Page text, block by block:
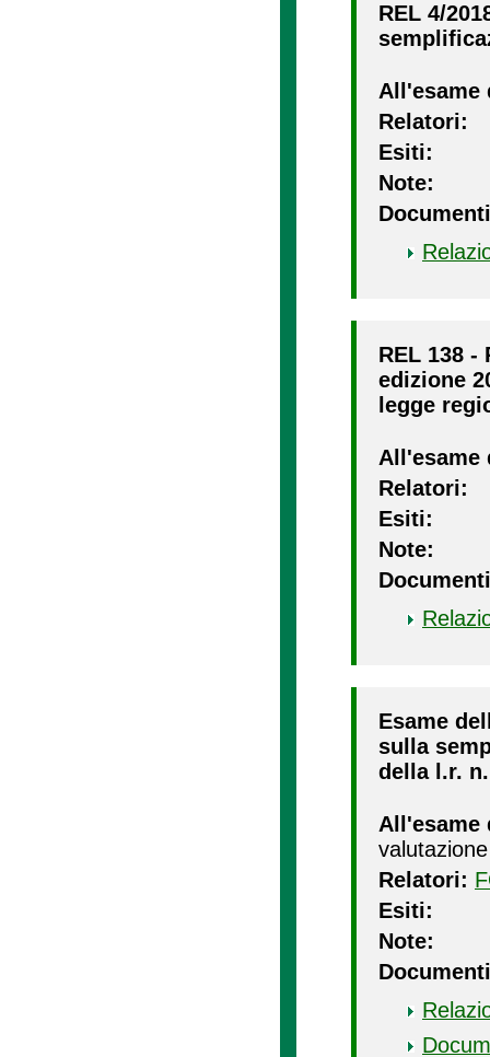
REL 4/
All'esame
Relatori:
Esiti:
Note:
REL 138
edizione
legge
All'esame
Relatori:
Esiti:
Note:
Esame
sulla
della l.r. n.
All'esame
valutazione
Relatori:
Esiti:
Note: